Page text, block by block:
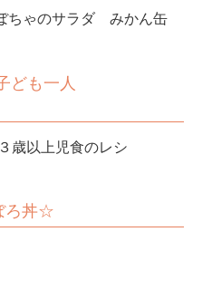
ゃのサラダ みかん缶
ども一人
歳以上児食のレシ
ぼろ丼☆